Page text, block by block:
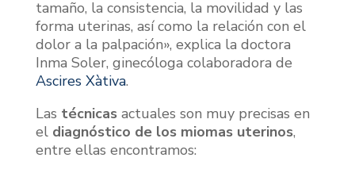
tamaño, la consistencia, la movilidad y las
forma uterinas, así como la relación con el
dolor a la palpación», explica la doctora
Inma Soler, ginecóloga colaboradora de
Ascires Xàtiva.
Las técnicasactuales son muy precisas en
el diagnóstico de los miomas uterinos,
entre ellas encontramos: